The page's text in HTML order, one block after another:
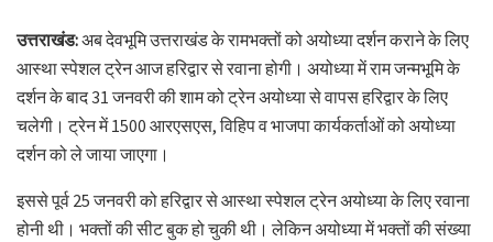
उत्तराखंड:अब देवभूमि उत्तराखंड के रामभक्तों को अयोध्या दर्शन कराने के लिए
आस्था स्पेशल ट्रेन आज हरिद्वार से रवाना होगी। अयोध्या में राम जन्मभूमि के
दर्शन के बाद 31 जनवरी की शाम को ट्रेन अयोध्या से वापस हरिद्वार के लिए
चलेगी। ट्रेन में 1500 आरएसएस, विहिप व भाजपा कार्यकर्ताओं को अयोध्या
दर्शन को ले जाया जाएगा।
इससे पूर्व 25 जनवरी को हरिद्वार से आस्था स्पेशल ट्रेन अयोध्या के लिए रवाना
होनी थी। भक्तों की सीट बुक हो चुकी थी। लेकिन अयोध्या में भक्तों की संख्या